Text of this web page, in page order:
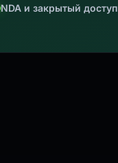
NDA и закрытый доступ